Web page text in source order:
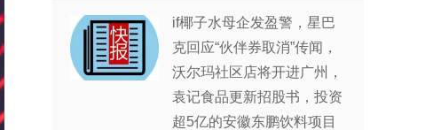
if椰子水母企发盈警，星巴
克回应“伙伴券取消”传闻，
沃尔玛社区店将开进广州，
袁记食品更新招股书，投资
超5亿的安徽东鹏饮料项目